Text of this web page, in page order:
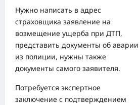
Нужно написать в адрес
страховщика заявление на
возмещение ущерба при ДТП,
представить документы об аварии
из полиции, нужны также
документы самого заявителя.
Потребуется экспертное
заключение с подтверждением